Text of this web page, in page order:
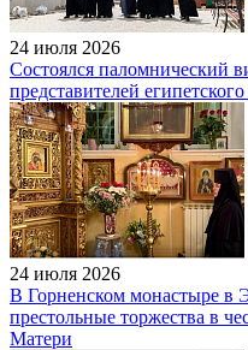
24 июля 2026
Состоялся паломнический
представителей
24 июля 2026
В Горненском монастыре в
престольные торжества в
Матери